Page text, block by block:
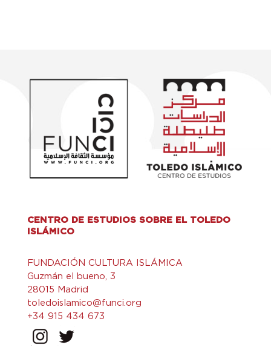
CENTRO DE ESTUDIOS SOBRE EL TOLEDO
ISLÁMICO
FUNDACIÓN CULTURA ISLÁMICA
Guzmán el bueno, 3
28015 Madrid
toledoislamico@funci.org
+34 915 434 673